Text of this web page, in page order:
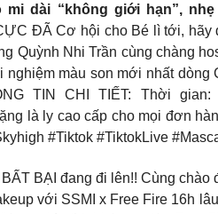
dài “không giới hạn”,
ĐÃ Cơ hội cho Bé lì tới, hãy
Quỳnh Nhi Trần cùng chàng
màu son mới nhất
TIN CHI TIẾT: Thời gian:
là ly cao cấp cho mọi đơn
#Tiktok #TiktokLive
BẠI đang đi lên!! Cùng
với SSMI x Free Fire 16h